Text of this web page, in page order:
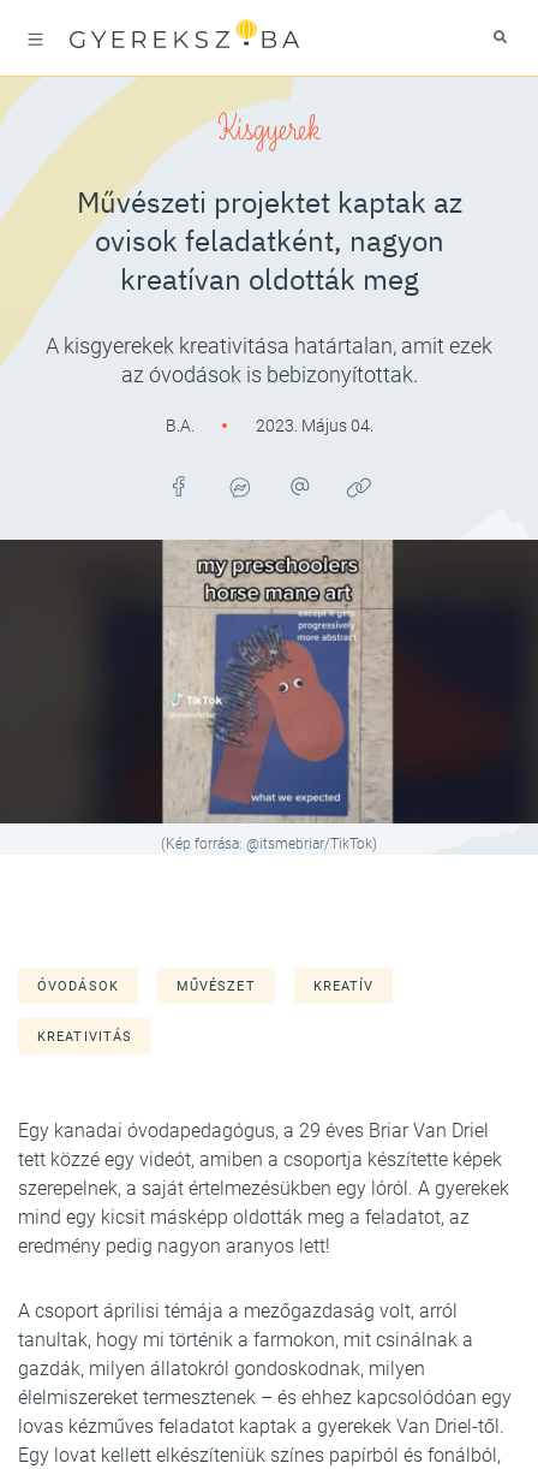
Kisgyerek
Művészeti projektet kaptak az
ovisok feladatként, nagyon
kreatívan oldották meg
A kisgyerekek kreativitása határtalan, amit ezek
az óvodások is bebizonyítottak.
B.A. 2023. Május 04.
(Kép forrása: @itsmebriar/TikTok)
ÓVODÁSOK MŰVÉSZET KREATÍV
KREATIVITÁS
Egy kanadai óvodapedagógus, a 29 éves Briar Van Driel
tett közzé egy videót, amiben a csoportja készítette képek
szerepelnek, a saját értelmezésükben egy lóról. A gyerekek
mind egy kicsit másképp oldották meg a feladatot, az
eredmény pedig nagyon aranyos lett!
A csoport áprilisi témája a mezőgazdaság volt, arról
tanultak, hogy mi történik a farmokon, mit csinálnak a
gazdák, milyen állatokról gondoskodnak, milyen
élelmiszereket termesztenek – és ehhez kapcsolódóan egy
lovas kézműves feladatot kaptak a gyerekek Van Driel-től.
Egy lovat kellett elkészíteniük színes papírból és fonálból,